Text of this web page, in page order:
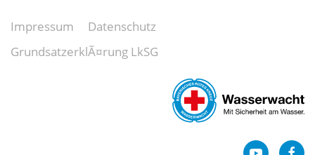
Impressum
Datenschutz
GrundsatzerklÃ¤rung LkSG